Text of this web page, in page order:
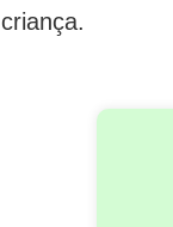
criança.